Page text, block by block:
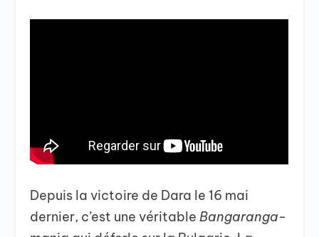
Depuis la victoire de Dara le 16 mai
dernier, c’est une véritableBangaranga-